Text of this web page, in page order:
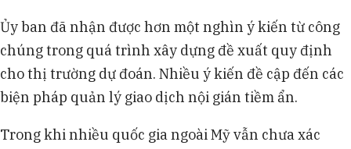
Ủy ban đã nhận được hơn một nghìn ý kiến từ công
chúng trong quá trình xây dựng đề xuất quy định
cho thị trường dự đoán. Nhiều ý kiến đề cập đến các
biện pháp quản lý giao dịch nội gián tiềm ẩn.
Trong khi nhiều quốc gia ngoài Mỹ vẫn chưa xác